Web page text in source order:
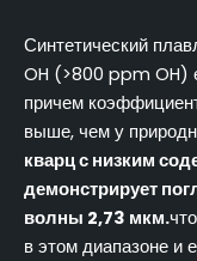
Синтетический
OH (>800 ppm OH)
причем
выше, чем у
кварц с низким
демонстрирует
волны 2,73 мкм.
в этом диапазоне и